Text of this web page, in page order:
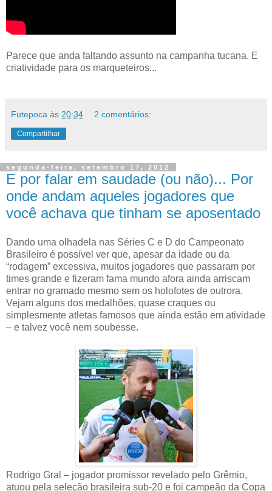
Parece que anda faltando assunto na campanha tucana. E
criatividade para os marqueteiros...
Futepoca às 20:34 2 comentários:
Compartilhar
segunda-feira, setembro 17, 2012
E por falar em saudade (ou não)... Por
onde andam aqueles jogadores que
você achava que tinham se aposentado
Dando uma olhadela nas Séries C e D do Campeonato
Brasileiro é possível ver que, apesar da idade ou da
“rodagem” excessiva, muitos jogadores que passaram por
times grande e fizeram fama mundo afora ainda arriscam
entrar no gramado mesmo sem os holofotes de outrora.
Vejam alguns dos medalhões, quase craques ou
simplesmente atletas famosos que ainda estão em atividade
– e talvez você nem soubesse.
Rodrigo Gral – jogador promissor revelado pelo Grêmio,
atuou pela seleção brasileira sub-20 e foi campeão da Copa